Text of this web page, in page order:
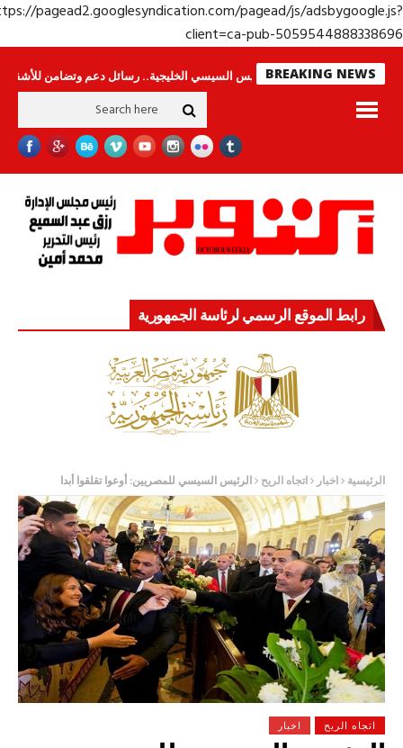
https://pagead2.googlesyndication.com/pagead/js/
client=ca-pub-
BREAKING NEWS
جولة الرئيس السيسي الخليجية.. رسائل دعم وتضامن للأشقاء جهاز
رابط الموقع الرسمي لرئاسة الجمهورية
الرئيسية اخبار اتجاه الريح الرئيس السيسي للمصريين: أوعوا تقلقوا أبدا
اتجاه الريح اخبار